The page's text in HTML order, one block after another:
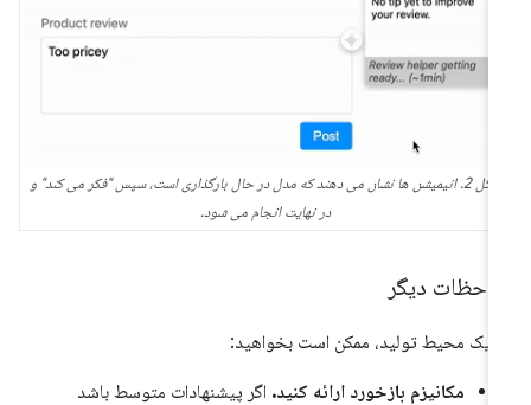
شکل 2. انیمیشن ها نشان می دهند که مدل در حال بارگذاری است، سپس "فکر می کند" و
در نهایت انجام می شود.
دیگر
یک محیط تولید، ممکن است بخواهید:
مکانیزم بازخورد ارائه کنید.اگر پیشنهادات متوسط ​​باشد